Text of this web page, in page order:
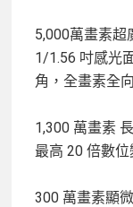
5,000萬畫素超
1/1.56 吋感光
角，全畫素全
1,300 萬畫素
最高 20 倍數位
300 萬畫素顯